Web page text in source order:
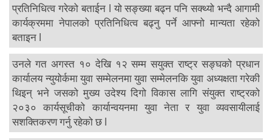
प्रतिनिधित्व गरेको बताईन l यो सङ्ख्या बढ्न पनि सक्थ्यो भन्दै आगामी
कार्यक्रममा नेपालको प्रतिनिधित्व बढ्नु पर्ने आफ्नो मान्यता रहेको
बताइन l
उनले गत अगस्त १० देखि १२ सम्म सयुक्त राष्ट्र सङ्घको प्रधान
कार्यालय न्युयोर्कमा युवा सम्मेलनमा युवा सम्मेलनकि युवा अध्यक्षता गरेकी
थिइन् भने जसको मुख्य उदेश्य दिगो विकास लागि संयुक्त राष्ट्रको
२०३० कार्यसूचीको कार्यान्वयनमा युवा नेता र युवा व्यवसायीलाई
सशक्तिकरण गर्नु रहेको छ l